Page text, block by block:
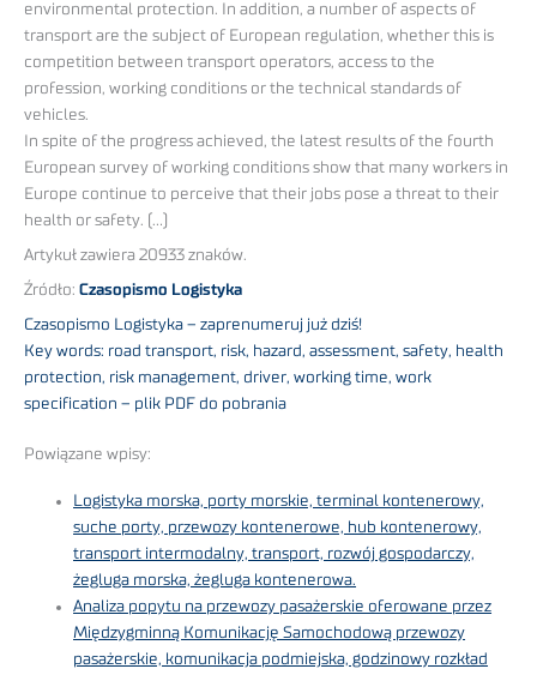
environmental protection. In addition, a number of aspects of
transport are the subject of European regulation, whether this is
competition between transport operators, access to the
profession, working conditions or the technical standards of
vehicles.
In spite of the progress achieved, the latest results of the fourth
European survey of working conditions show that many workers in
Europe continue to perceive that their jobs pose a threat to their
health or safety. (…)
Artykuł zawiera 20933 znaków.
Źródło: Czasopismo Logistyka
Czasopismo Logistyka – zaprenumeruj już dziś!
Key words: road transport, risk, hazard, assessment, safety, health
protection, risk management, driver, working time, work
specification – plik PDF do pobrania
Powiązane wpisy:
Logistyka morska, porty morskie, terminal kontenerowy,
suche porty, przewozy kontenerowe, hub kontenerowy,
transport intermodalny, transport, rozwój gospodarczy,
żegluga morska, żegluga kontenerowa.
Analiza popytu na przewozy pasażerskie oferowane przez
Międzygminną Komunikację Samochodową przewozy
pasażerskie, komunikacja podmiejska, godzinowy rozkład